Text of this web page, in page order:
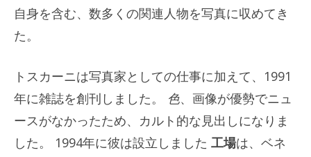
自身を含む、数多くの関連人物を写真に収めてき
た。
トスカーニは写真家としての仕事に加えて、1991
年に雑誌を創刊しました。 色、画像が優勢でニュ
ースがなかったため、カルト的な見出しになりま
した。 1994年に彼は設立しました 工場は、ベネ